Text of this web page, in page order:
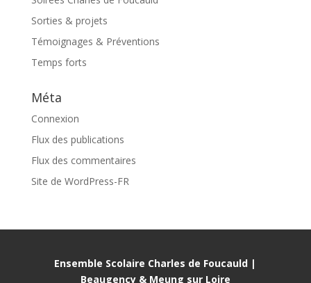
Sorties & projets
Témoignages & Préventions
Temps forts
Méta
Connexion
Flux des publications
Flux des commentaires
Site de WordPress-FR
Ensemble Scolaire Charles de Foucauld |
Beaugency & Meung sur Loire